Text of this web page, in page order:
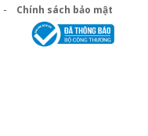
-
Chính sách bảo mật